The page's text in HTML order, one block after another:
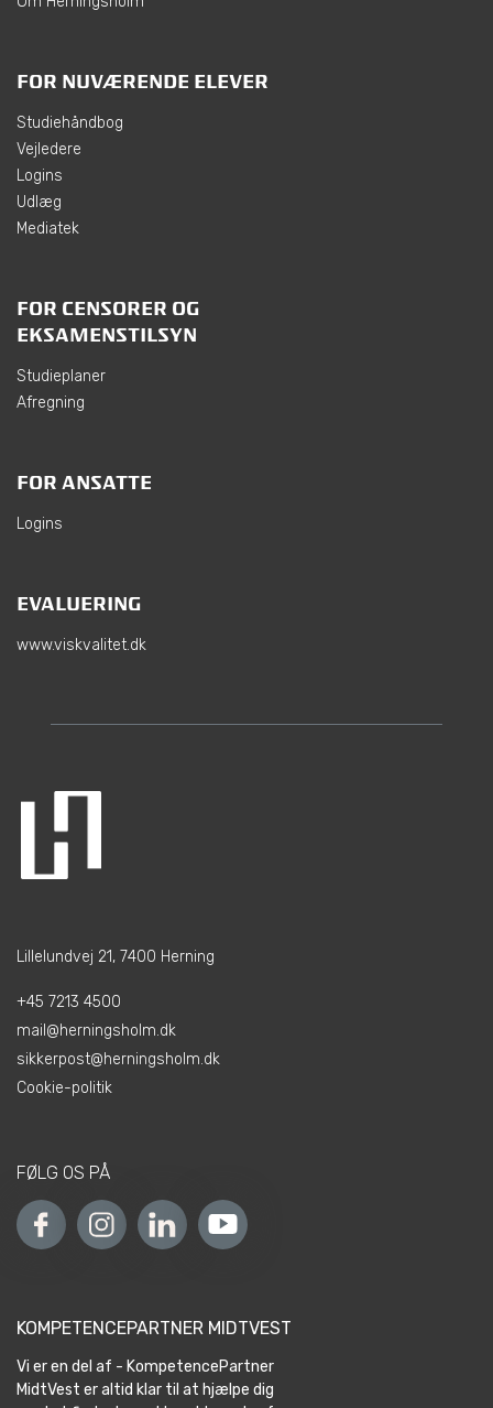
FOR NUVÆRENDE ELEVER
Studiehåndbog
Vejledere
Logins
Udlæg
Mediatek
FOR CENSORER OG
EKSAMENSTILSYN
Studieplaner
Afregning
FOR ANSATTE
Logins
EVALUERING
www.viskvalitet.dk
Lillelundvej 21, 7400 Herning
+45 7213 4500
mail@herningsholm.dk
sikkerpost@herningsholm.dk
Cookie-politik
FØLG OS PÅ
KOMPETENCEPARTNER MIDTVEST
Vi er en del af - KompetencePartner
MidtVest er altid klar til at hjælpe dig